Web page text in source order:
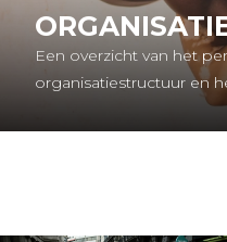
Een overzicht van het
organisatiestructuur en